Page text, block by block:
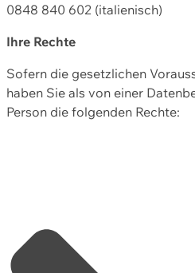
0848 840 602 (italienisch)
Ihre Rechte
Sofern die gesetzlichen
haben Sie als von einer
Person die folgenden Rechte: